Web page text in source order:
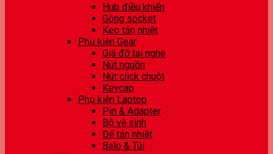
Hub điều khiển
Gông socket
Keo tản nhiệt
Phụ kiện Gear
Giá đỡ tai nghe
Nút nguồn
Nút click chuột
Keycap
Phụ kiện Laptop
Pin & Adapter
Bộ vệ sinh
Đế tản nhiệt
Balo & Túi